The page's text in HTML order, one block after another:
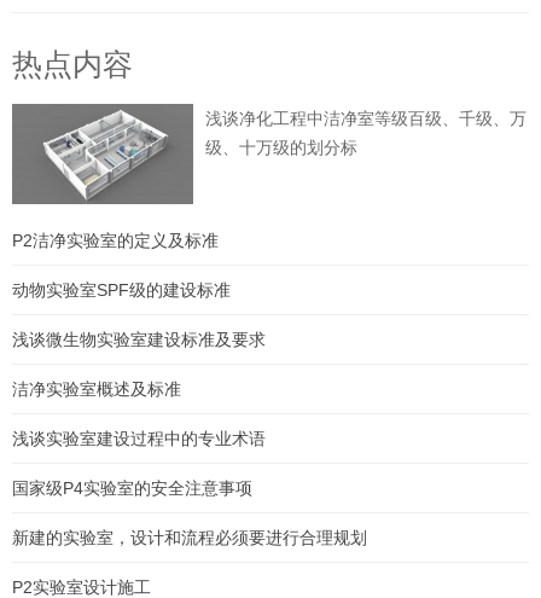
热点内容
浅谈净化工程中洁净室等级百级、千级、万
级、十万级的划分标
P2洁净实验室的定义及标准
动物实验室SPF级的建设标准
浅谈微生物实验室建设标准及要求
洁净实验室概述及标准
浅谈实验室建设过程中的专业术语
国家级P4实验室的安全注意事项
新建的实验室，设计和流程必须要进行合理规划
P2实验室设计施工